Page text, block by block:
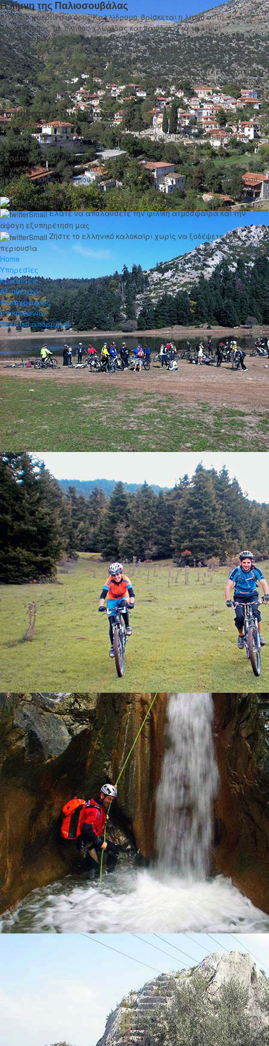
H λίμνη της Παλιοσουβάλας
Λίγο πιο μακριά στο όρος Καλλίδρομο, βρίσκεται η λίμνη αυτή, ένας
υδροβιότοπος, με πλήθος χλωρίδας και πανίδας. Για τη λίμνη
Παλιοσουβάλαυπάρχουν δύο διαδρομές. Ξεκινώντας από το όμορφο
χωριό Ανάβρα Μώλου, ο χωματόδρομος από το Ορειβατικό Καταφύγιο
περνά από τους μικρούς ναούς του Αγίου Πνεύματος και της Παναγίας και
μετά από 8χλμ. καταλήγει στη λίμνη. Η δεύτερη διαδρομή ξεκινά από τη
Μενδενίτσα και το χωματόδρομο που οδηγεί προς τη Μονή Αγίας Τριάδας
και εκτείνεται στα 7,5χλμ.
Το μονοπάτι του Εφιάλτη
Το ιστορικό αυτό μονοπάτι βρίσκεται στο όρος Καλλίδρομο και είναι αυτό
που στη μάχη των Θερμοπυλών το 480 π.χ. χρησιμοποίησε ο προδότης
Εφιάλτης, για να οδηγήσει το επίλεκτο σώμα των Περσών στα νώτα των
Σπαριατών του Λεωνίδα. Η Ανοπαία Ατραπός, όπως λέγεται το
συγκεκριμένο μονοπάτι, καλεί τους λάτρεις της φύσης, της ιστορίας, του
μύθου και του πολιτισμού να βρεθούν στο επίκεντρο του ηρωικού στενού.
Ειδικές τιμές για γκρούπ. Κάντε κράτηση τώρα!
Ελάτε να απολαύσετε την φιλική ατμόσφαιρα και την
άψογη εξυπηρέτηση μας
Ζήστε το ελληνικό καλοκαίρι χωρίς να ξοδέψετε μια
περιουσία
Home
Υπηρεσίες
Κρατήσεις
Αξιοθέατα
Φωτογραφίες
Επικοινωνία
Πολιτική απορρήτου
Copyright 2026 Ξενοδοχείο Βιολέττα (13 53 K 01 3A 00375 0 0) Καμένα
Βούρλα